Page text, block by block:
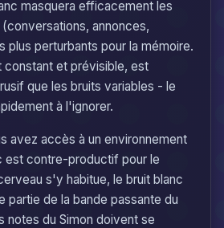
masquera efficacement les
annonces,
plus perturbants pour la mémoire.
constant et prévisible, est
que les bruits variables - le
à l'ignorer.
avez accès à un environnement
est contre-productif pour le
s'y habitue, le bruit blanc
partie de la bande passante du
notes du Simon doivent se